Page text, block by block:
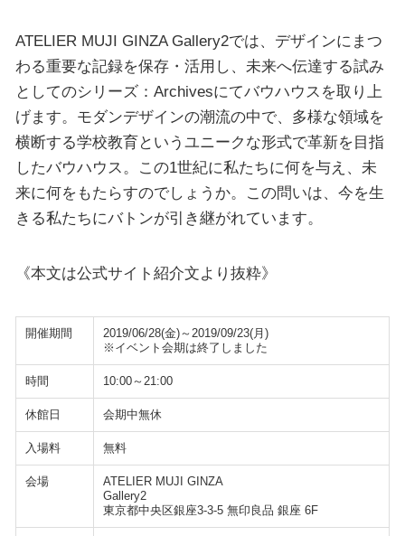
ATELIER MUJI GINZA Gallery2では、デザインにまつ
わる重要な記録を保存・活用し、未来へ伝達する試み
としてのシリーズ：Archivesにてバウハウスを取り上
げます。モダンデザインの潮流の中で、多様な領域を
横断する学校教育というユニークな形式で革新を目指
したバウハウス。この1世紀に私たちに何を与え、未
来に何をもたらすのでしょうか。この問いは、今を生
きる私たちにバトンが引き継がれています。
《本文は公式サイト紹介文より抜粋》
開催期間
2019/06/28(金)～2019/09/23(月)
※イベント会期は終了しました
時間 10:00～21:00
休館日 会期中無休
入場料 無料
会場
ATELIER MUJI GINZA
Gallery2
東京都中央区銀座3-3-5 無印良品 銀座 6F